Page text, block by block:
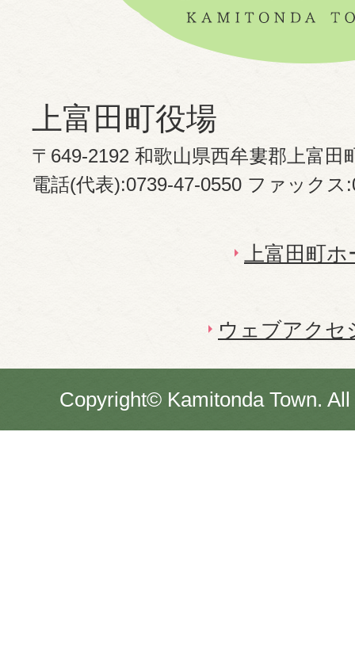
上富田町役場
〒649-2192 和歌山県西牟婁郡上富田
電話(代表):0739-47-0550 ファックス
上富田町
ウェブアクセ
Copyright© Kamitonda Town.